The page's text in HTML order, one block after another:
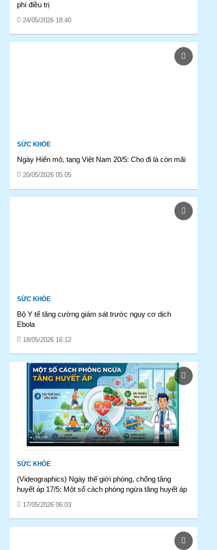
phí điều trị
24/05/2026 18:40
SỨC KHỎE
Ngày Hiến mô, tạng Việt Nam 20/5: Cho đi là còn mãi
20/05/2026 05:05
SỨC KHỎE
Bộ Y tế tăng cường giám sát trước nguy cơ dịch
Ebola
18/05/2026 16:12
SỨC KHỎE
(Videographics) Ngày thế giới phòng, chống tăng
huyết áp 17/5: Một số cách phòng ngừa tăng huyết áp
17/05/2026 06:03